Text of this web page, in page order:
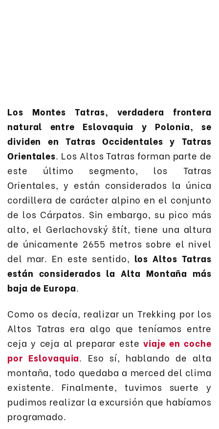
Los Montes Tatras, verdadera frontera
natural entre Eslovaquia y Polonia, se
dividen en Tatras Occidentales y Tatras
Orientales. Los Altos Tatras forman parte de
este último segmento, los Tatras
Orientales, y están considerados la única
cordillera de carácter alpino en el conjunto
de los Cárpatos. Sin embargo, su pico más
alto, el Gerlachovský štít, tiene una altura
de únicamente 2655 metros sobre el nivel
del mar. En este sentido, los Altos Tatras
están considerados la Alta Montaña más
baja de Europa.
Como os decía, realizar un Trekking por los
Altos Tatras era algo que teníamos entre
ceja y ceja al preparar esteviaje en coche
por Eslovaquia. Eso sí, hablando de alta
montaña, todo quedaba a merced del clima
existente. Finalmente, tuvimos suerte y
pudimos realizar la excursión que habíamos
programado.